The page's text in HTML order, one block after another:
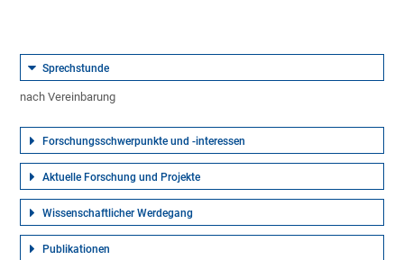
Sprechstunde
nach Vereinbarung
Forschungsschwerpunkte und -interessen
Aktuelle Forschung und Projekte
Wissenschaftlicher Werdegang
Publikationen